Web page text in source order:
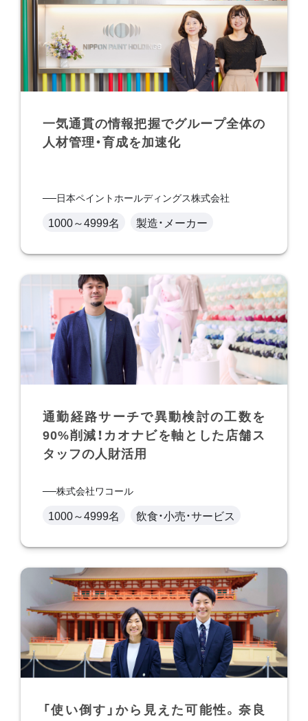
一気通貫の情報把握でグループ全体の
人材管理・育成を加速化
日本ペイントホールディングス株式会社
1000～4999名 製造・メーカー
通勤経路サーチで異動検討の工数を
90%削減！カオナビを軸とした店舗ス
タッフの人財活用
株式会社ワコール
1000～4999名 飲食・小売・サービス
「使い倒す」から見えた可能性。奈良